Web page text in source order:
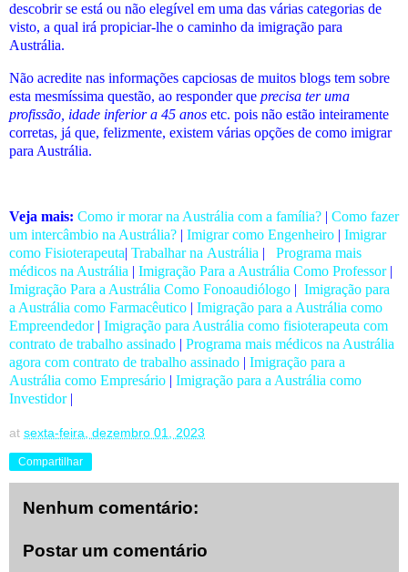
descobrir se está ou não elegível em uma das várias categorias de
visto, a qual irá propiciar-lhe o caminho da imigração para
Austrália.
Não acredite nas informações capciosas de muitos blogs tem sobre
esta mesmíssima questão, ao responder que precisa ter uma
profissão, idade inferior a 45 anos etc. pois não estão inteiramente
corretas, já que, felizmente, existem várias opções de como imigrar
para Austrália.
Veja mais: Como ir morar na Austrália com a família? | Como fazer
um intercâmbio na Austrália? | Imigrar como Engenheiro | Imigrar
como Fisioterapeuta| Trabalhar na Austrália |
Programa mais
médicos na Austrália | Imigração Para a Austrália Como Professor|
Imigração Para a Austrália Como Fonoaudiólogo | Imigração para
a Austrália como Farmacêutico | Imigração para a Austrália como
Empreendedor| Imigração para Austrália como fisioterapeuta com
contrato de trabalho assinado | Programa mais médicos na Austrália
agora com contrato de trabalho assinado | Imigração para a
Austrália como Empresário | Imigração para a Austrália como
Investidor|
at sexta-feira, dezembro 01, 2023
Compartilhar
Nenhum comentário:
Postar um comentário